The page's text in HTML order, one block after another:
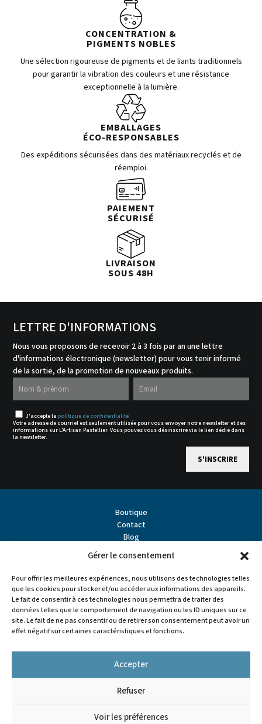
Gérer le consentement
Pour offrir les meilleures expériences, nous utilisons des technologies telles
que les cookies pour stocker et/ou accéder aux informations des appareils.
Le fait de consentir à ces technologies nous permettra de traiter des
données telles que le comportement de navigation ou les ID uniques sur ce
site. Le fait de ne pas consentir ou de retirer son consentement peut avoir un
effet négatif sur certaines caractéristiques et fonctions.
Accepter
Refuser
Voir les préférences
CONCENTRATION &
PIGMENTS NOBLES
Une sélection rigoureuse de pigments et de liants traditionnels
pour garantir la vibration des couleurs et une résistance
exceptionnelle à la lumière.
EMBALLAGES
ÉCO-RESPONSABLES
Des expéditions sécurisées dans des matériaux recyclés et de
réemploi.
PAIEMENT
SÉCURISÉ
LIVRAISON
SOUS 48H
LETTRE D'INFORMATIONS
Nous vous proposons de recevoir 2 à 3 fois par an une lettre
d'informations électronique (newsletter) pour vous tenir informé
de la sortie, de la promotion de nouveaux produits.
J'accepte la politique de confidentialité
Votre adresse de courriel est seulement utilisée pour vous envoyer notre newsletter et des
informations sur L'Artisan Pastellier. Vous pouvez vous désinscrire via le lien dédié dans
la newsletter.
Boutique
Contact
Blog
Partenaires
Points de vente
